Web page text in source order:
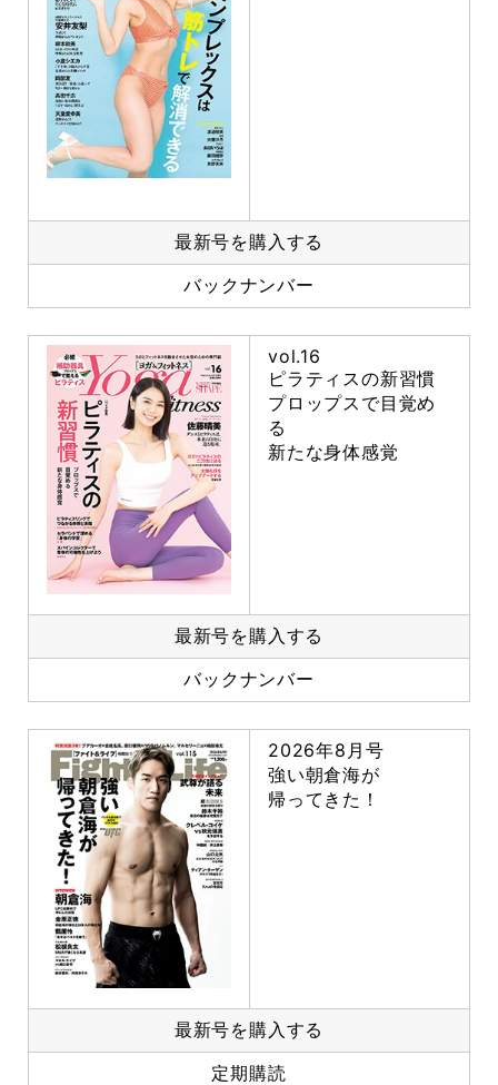
最新号を購入する
バックナンバー
vol.16
ピラティスの新習慣
プロップスで目覚め
る
新たな身体感覚
最新号を購入する
バックナンバー
2026年8月号
強い朝倉海が
帰ってきた！
最新号を購入する
定期購読